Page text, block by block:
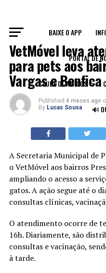
BAIXE O APP
PORTAL DE
CLUBE DE AMIGOS
🔊
FORTALEZA
VetMóvel leva
para pets aos
Vargas e Benfica
Published 4 meses ago
By Lucas Sousa
A Secretaria Municipal de
o VetMóvel aos bairros
ampliando o acesso a
gatos. A ação segue até o
consultas clínicas,
O atendimento ocorre de
16h. Diariamente, são
consultas e vacinação,
à tarde.